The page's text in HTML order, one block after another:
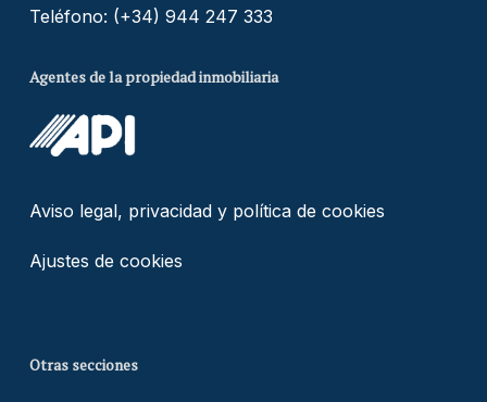
Teléfono: (+34) 944 247 333
Agentes de la propiedad inmobiliaria
Aviso legal, privacidad y política de cookies
Ajustes de cookies
Otras secciones